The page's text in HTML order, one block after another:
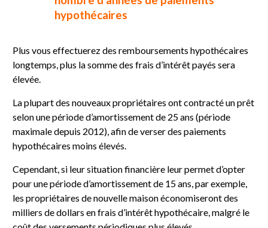
hypothécaires
Plus vous effectuerez des remboursements hypothécaires
longtemps, plus la somme des frais d’intérêt payés sera
élevée.
La plupart des nouveaux propriétaires ont contracté un prêt
selon une période d’amortissement de 25 ans (période
maximale depuis 2012), afin de verser des paiements
hypothécaires moins élevés.
Cependant, si leur situation financière leur permet d’opter
pour une période d’amortissement de 15 ans, par exemple,
les propriétaires de nouvelle maison économiseront des
milliers de dollars en frais d’intérêt hypothécaire, malgré le